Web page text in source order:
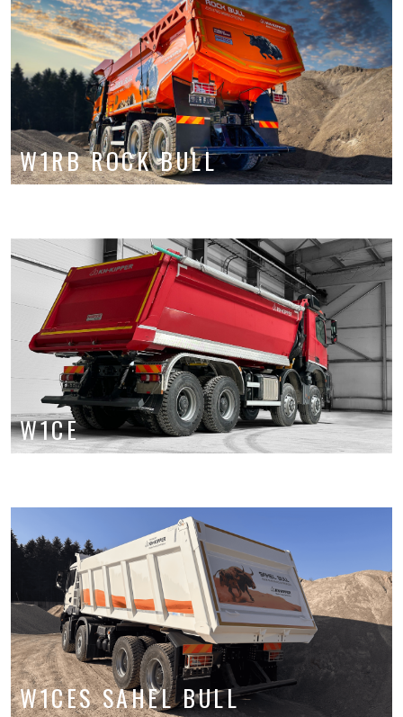
W1RB ROCK BULL
W1CE
W1CES SAHEL BULL